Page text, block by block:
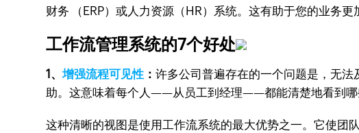
财务 （ERP）或人力资源（HR）系统。这有助于您的业务
工作流管理系统的7个好处
1、增强流程可见性 ：许多公司普遍存在的一个问题是，无
助。这意味着每个人——从员工到经理——都能清楚地看到哪
这种清晰的视图是使用工作流系统的最大优势之一。它使团